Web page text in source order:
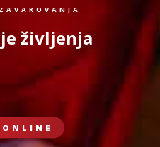
življenja